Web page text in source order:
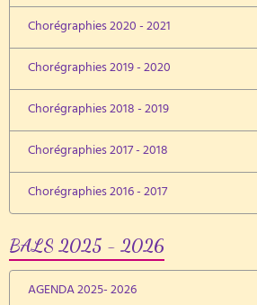
Chorégraphies 2020 - 2021
Chorégraphies 2019 - 2020
Chorégraphies 2018 - 2019
Chorégraphies 2017 - 2018
Chorégraphies 2016 - 2017
BALS 2025 - 2026
AGENDA 2025- 2026